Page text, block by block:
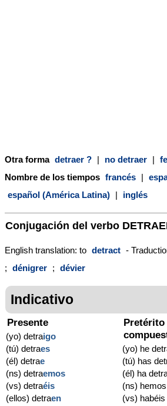
Otra forma detraer ? | no detraer |
Nombre de los tiempos francés |
español (América Latina) | inglés
Conjugación del verbo
English translation: to detract -
; dénigrer ; dévier
Indicativo
Presente
(yo) detraigo
(tú) detraes
(él) detrae
(ns) detraemos
(vs) detraéis
(ellos) detraen
(yo) he
(tú) has
(él) ha
(ns)
(vs) habéis